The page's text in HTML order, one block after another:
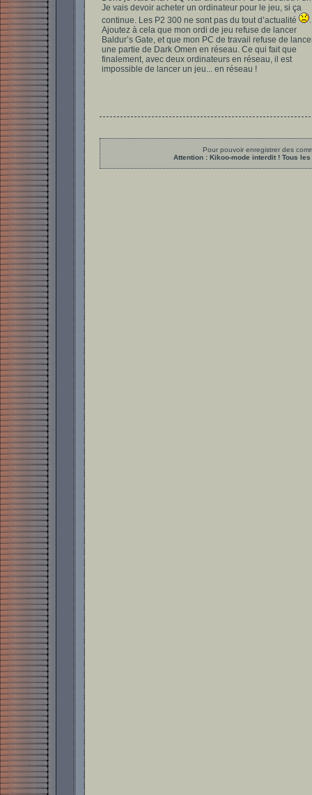
Je vais devoir acheter un ordinateur pour le jeu, si ça
continue. Les P2 300 ne sont pas du tout d’actualité
.
Ajoutez à cela que mon ordi de jeu refuse de lancer
Baldur’s Gate, et que mon PC de travail refuse de
une partie de Dark Omen en réseau. Ce qui fait que
finalement, avec deux ordinateurs en réseau, il est
impossible de lancer un jeu... en réseau !
Pour pouvoir enregistrer des
Attention : Kikoo-mode interdit ! Tous